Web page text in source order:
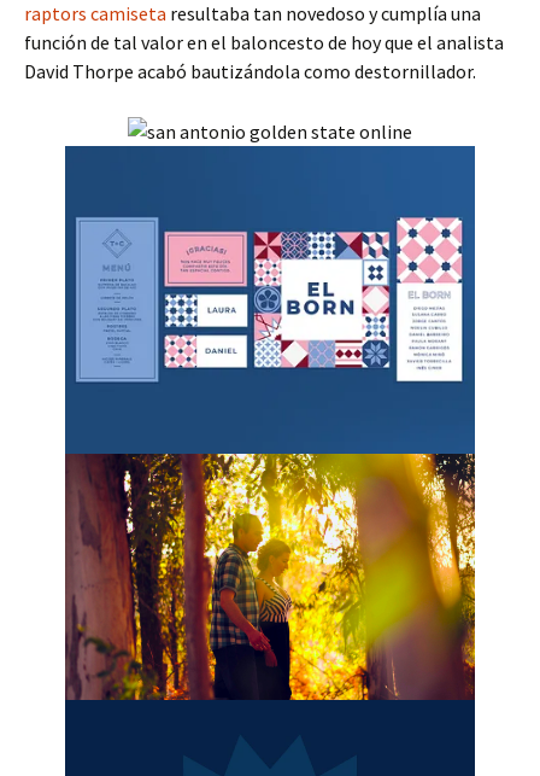
raptors camiseta resultaba tan novedoso y cumplía una
función de tal valor en el baloncesto de hoy que el analista
David Thorpe acabó bautizándola como destornillador.